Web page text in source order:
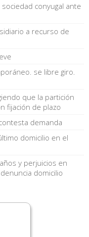
conyugal ante
a recurso de
se libre giro.
que la partición
fijación de plazo
demanda
domicilio en el
y perjuicios en
domicilio